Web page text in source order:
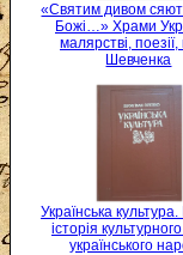
«Святим дивом
Божі…» Храми
малярстві, поезії,
Шевченка
Українська
історія
українського